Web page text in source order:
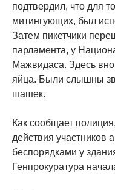
подтвердил, что для
митингующих, был
Затем пикетчики
парламента, у
Мажвидаса. Здесь
яйца. Были слышны
шашек.
Как сообщает
действия участников
беспорядками у
Генпрокуратура